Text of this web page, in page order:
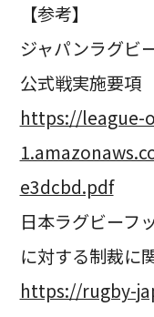
【参考】
ジャパンラグビ
公式戦実施要項
https://league-
e3dcbd.pdf
日本ラグビーフ
に対する制裁に
https://rugby-